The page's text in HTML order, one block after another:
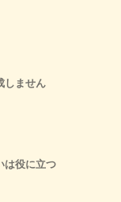
しません
は役に立つ